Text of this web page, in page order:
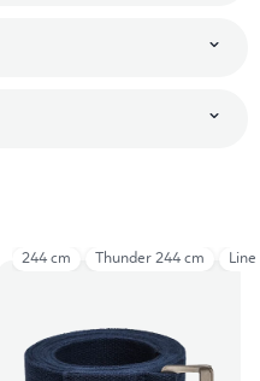
244 cm Thunder 244 cm